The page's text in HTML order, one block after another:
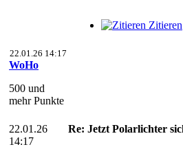
Zitieren
22.01.26 14:17
WoHo
500 und
mehr Punkte
22.01.26
14:17
Re: Jetzt Polarlichter